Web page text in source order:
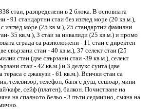
стаи, разпределени в 2 блока. В основната
- 91 стандартни стаи без изглед море (20 кв.м.),
изглед море (25 кв.м.), 25 стандартни фамилни
35 кв.м.), 3 стаи за инвалиди (25 кв.м.) и промо
сграда са разположени - 11 стаи с директен
свързани стаи - 40 кв.м.), 37 селект стаи (25
стаи (две свързани стаи -39 кв.м.), селект
стаи - 42 кв.м.) и 3 делукс суита (две
тераса с джакузи - 61 кв.м.). Всички стаи са
телевизор, телефон, баня с душ, сешоар, мини
кафе, сейф (платен), балкон. Почистване на
на спалното бельо - 3 пъти седмично, смяна на